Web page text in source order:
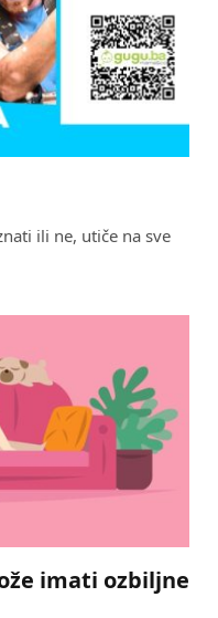
ili ne, utiče na sve
imati ozbiljne